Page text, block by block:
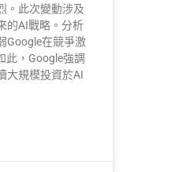
。此次變動涉及
的AI戰略。分析
Google在競爭激
此，Google強調
大規模投資於AI